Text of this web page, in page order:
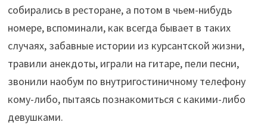
собирались в ресторане, а потом в чьем-нибудь
номере, вспоминали, как всегда бывает в таких
случаях, забавные истории из курсантской жизни,
травили анекдоты, играли на гитаре, пели песни,
звонили наобум по внутригостиничному телефону
кому-либо, пытаясь познакомиться с какими-либо
девушками.